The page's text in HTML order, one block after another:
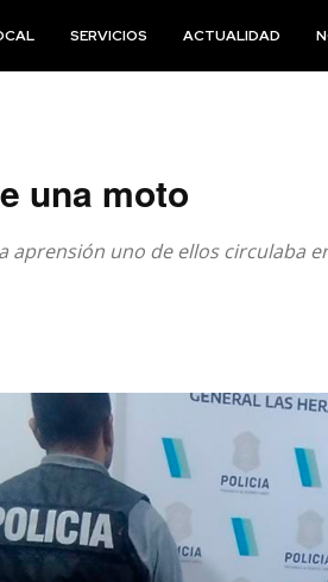
SERVICIOS ACTUALIDAD
una moto
uno de ellos circulaba